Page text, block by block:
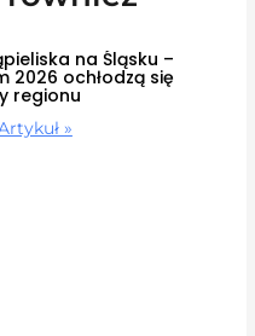
na Śląsku –
2026 ochłodzą się
regionu
»